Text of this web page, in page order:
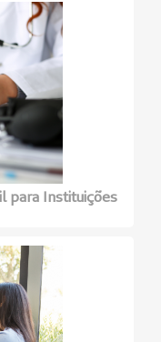
para Instituições